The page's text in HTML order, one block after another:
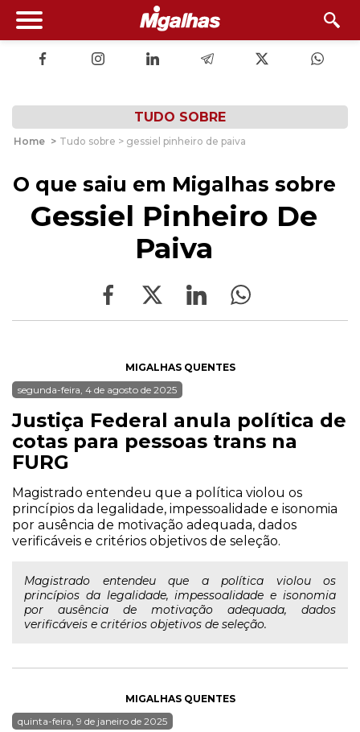
TUDO SOBRE
Home > Tudo sobre > gessiel pinheiro de paiva
O que saiu em Migalhas sobre
Gessiel Pinheiro De
Paiva
MIGALHAS QUENTES
segunda-feira, 4 de agosto de 2025
Justiça Federal anula política de
cotas para pessoas trans na
FURG
Magistrado entendeu que a política violou os
princípios da legalidade, impessoalidade e isonomia
por ausência de motivação adequada, dados
verificáveis e critérios objetivos de seleção.
Magistrado entendeu que a política violou os
princípios da legalidade, impessoalidade e isonomia
por ausência de motivação adequada, dados
verificáveis e critérios objetivos de seleção.
MIGALHAS QUENTES
quinta-feira, 9 de janeiro de 2025